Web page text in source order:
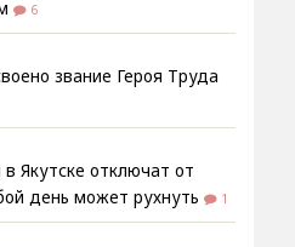
6
звание Героя Труда
Якутске отключат от
день может рухнуть
1